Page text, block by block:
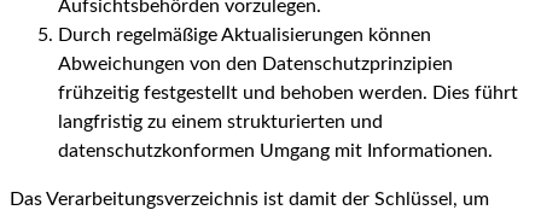
Aufsichtsbehörden vorzulegen.
Durch regelmäßige Aktualisierungen können
Abweichungen von den Datenschutzprinzipien
frühzeitig festgestellt und behoben werden. Dies führt
langfristig zu einem strukturierten und
datenschutzkonformen Umgang mit Informationen.
Das Verarbeitungsverzeichnis ist damit der Schlüssel, um